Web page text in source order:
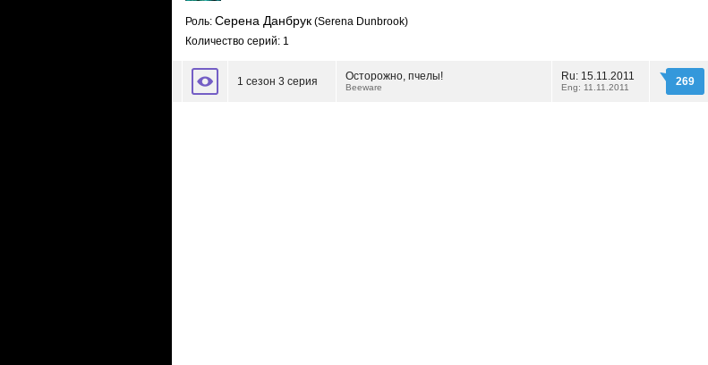
Роль: Серена Данбрук (Serena Dunbrook)
Количество серий: 1
1 сезон 3 серия Осторожно, пчелы!
Beeware
Ru: 15.11.2011
Eng: 11.11.2011 269